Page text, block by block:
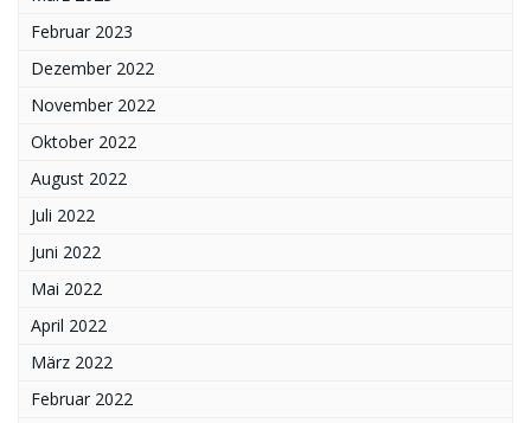
Februar 2023
Dezember 2022
November 2022
Oktober 2022
August 2022
Juli 2022
Juni 2022
Mai 2022
April 2022
März 2022
Februar 2022